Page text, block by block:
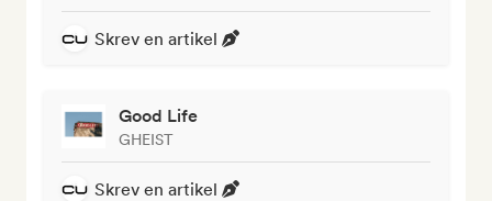
Skrev en artikel
Good Life
GHEIST
Skrev en artikel